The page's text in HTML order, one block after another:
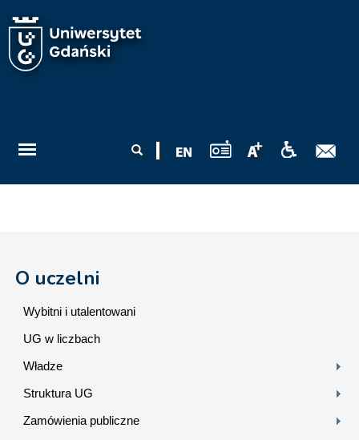
wyszukiwania
O uczelni
Wybitni i utalentowani
UG w liczbach
Władze
Struktura UG
Zamówienia publiczne